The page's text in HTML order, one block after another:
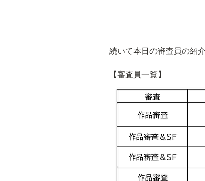
続いて本日の審査員の紹
【審査員一覧】